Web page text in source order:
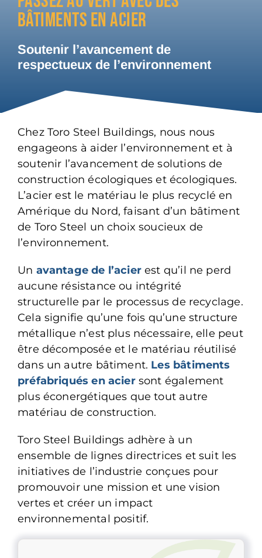
BÂTIMENTS EN ACIER
Soutenir l’avancement de
respectueux de l’environnement
Chez Toro Steel Buildings, nous nous
engageons à aider l’environnement et à
soutenir l’avancement de solutions de
construction écologiques et écologiques.
L’acier est le matériau le plus recyclé en
Amérique du Nord, faisant d’un bâtiment
de Toro Steel un choix soucieux de
l’environnement.
Un avantage de l’acierest qu’il ne perd
aucune résistance ou intégrité
structurelle par le processus de recyclage.
Cela signifie qu’une fois qu’une structure
métallique n’est plus nécessaire, elle peut
être décomposée et le matériau réutilisé
dans un autre bâtiment. Les bâtiments
préfabriqués en aciersont également
plus éconergétiques que tout autre
matériau de construction.
Toro Steel Buildings adhère à un
ensemble de lignes directrices et suit les
initiatives de l’industrie conçues pour
promouvoir une mission et une vision
vertes et créer un impact
environnemental positif.